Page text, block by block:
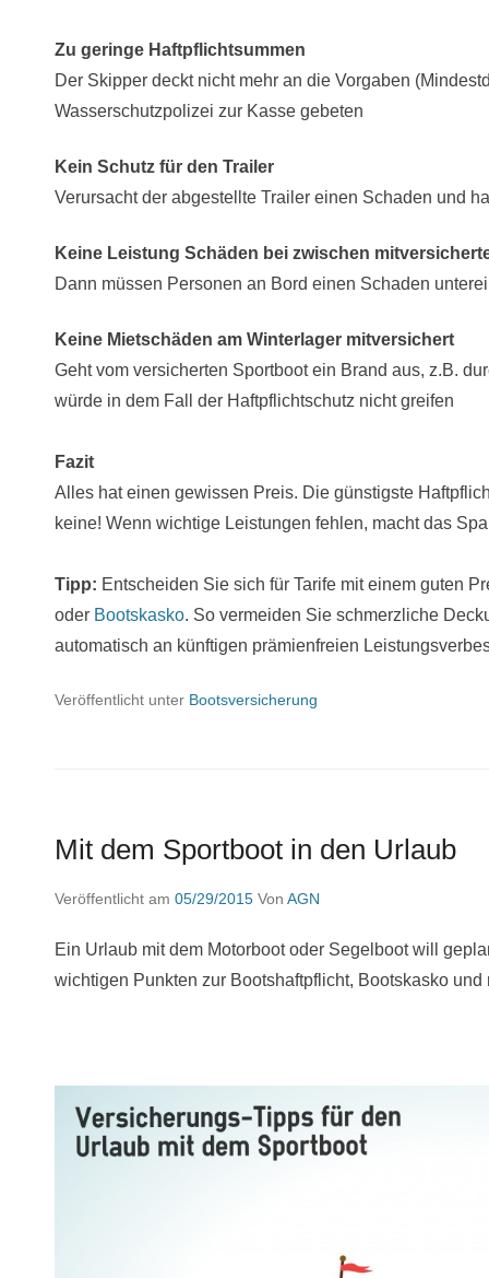
Zu geringe Haftpflichtsummen
Der Skipper deckt nicht mehr an die Vorgaben
Wasserschutzpolizei zur Kasse gebeten
Kein Schutz für den Trailer
Verursacht der abgestellte Trailer einen Schaden und
Keine Leistung Schäden bei zwischen
Dann müssen Personen an Bord einen Schaden
Keine Mietschäden am Winterlager mitversichert
Geht vom versicherten Sportboot ein Brand aus, z.B.
würde in dem Fall der Haftpflichtschutz nicht greifen
Fazit
Alles hat einen gewissen Preis. Die günstigste
keine! Wenn wichtige Leistungen fehlen, macht das
Tipp: Entscheiden Sie sich für Tarife mit einem guten
oder Bootskasko. So vermeiden Sie schmerzliche
automatisch an künftigen prämienfreien
Veröffentlicht unter Bootsversicherung
Mit dem Sportboot in den Urlaub
Veröffentlicht am 05/29/2015 Von AGN
Ein Urlaub mit dem Motorboot oder Segelboot will
wichtigen Punkten zur Bootshaftpflicht, Bootskasko und